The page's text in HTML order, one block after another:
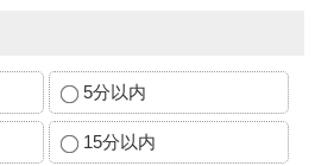
5分以内
15分以内